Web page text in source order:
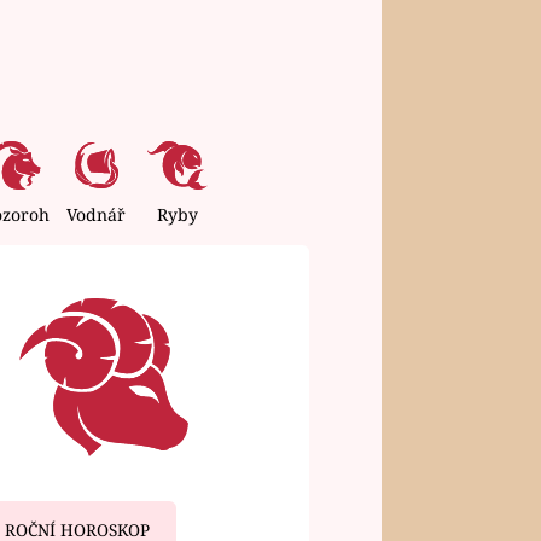
Vodnář Ryby
ROČNÍ HOROSKOP